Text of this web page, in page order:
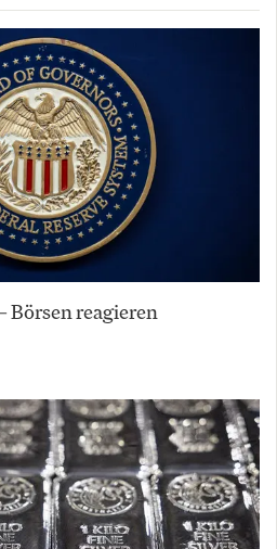
Börsen reagieren